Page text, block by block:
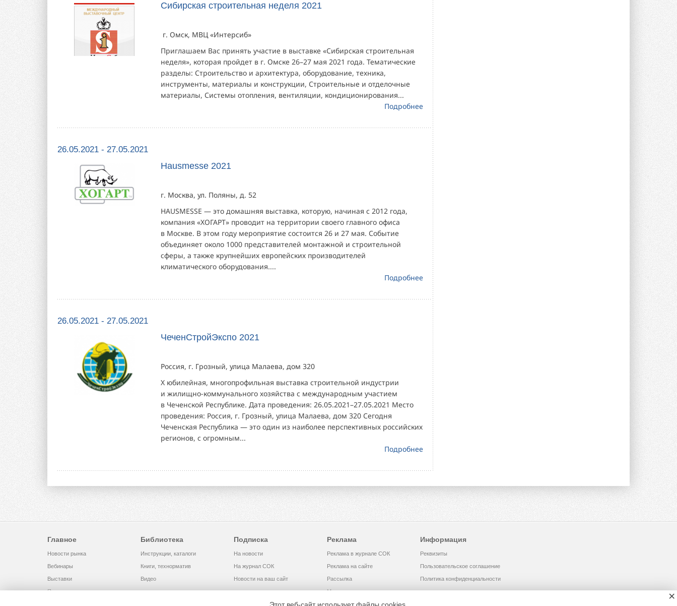
Сибирская строительная неделя 2021
г. Омск, МВЦ «Интерсиб»
Приглашаем Вас принять участие в выставке «Сибирская строительная
неделя», которая пройдет в г. Омске 26–27 мая 2021 года. Тематические
разделы: Строительство и архитектура, оборудование, техника,
инструменты, материалы и конструкции, Строительные и отделочные
материалы, Системы отопления, вентиляции, кондиционирования...
Подробнее
26.05.2021 - 27.05.2021
Hausmesse 2021
г. Москва, ул. Поляны, д. 52
HAUSMESSE — это домашняя выставка, которую, начиная с 2012 года,
компания «ХОГАРТ» проводит на территории своего главного офиса
в Москве. В этом году мероприятие состоится 26 и 27 мая. Событие
объединяет около 1000 представителей монтажной и строительной
сферы, а также крупнейших европейских производителей
климатического оборудования....
Подробнее
26.05.2021 - 27.05.2021
ЧеченСтройЭкспо 2021
Россия, г. Грозный, улица Малаева, дом 320
X юбилейная, многопрофильная выставка строительной индустрии
и жилищно-коммунального хозяйства с международным участием
в Чеченской Республике. Дата проведения: 26.05.2021–27.05.2021 Место
проведения: Россия, г. Грозный, улица Малаева, дом 320 Сегодня
Чеченская Республика — это один из наиболее перспективных российских
регионов, с огромным...
Подробнее
В Подмосковье запустят
производство холодильной
оборудования
автоматического
балансировочного клапана
Клапан APT‑R3 производится на заводе
Главное
Новости рынка
Вебинары
Выставки
Помощь
Библиотека
Инструкции, каталоги
Книги, технорматив
Видео
Подписка
На новости
На журнал СОК
Новости на ваш сайт
Реклама
Реклама в журнале СОК
Реклама на сайте
Рассылка
Медиакит
Информация
Реквизиты
Пользовательское соглашение
Политика конфиденциальности
×